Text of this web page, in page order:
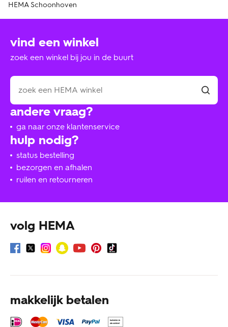
HEMA Schoonhoven
hulp nodig?
status bestelling
bezorgen en afhalen
ruilen en retourneren
andere vraag?
ga naar onze klantenservice
vind een winkel
zoek een winkel bij jou in de buurt
volg HEMA
makkelijk betalen